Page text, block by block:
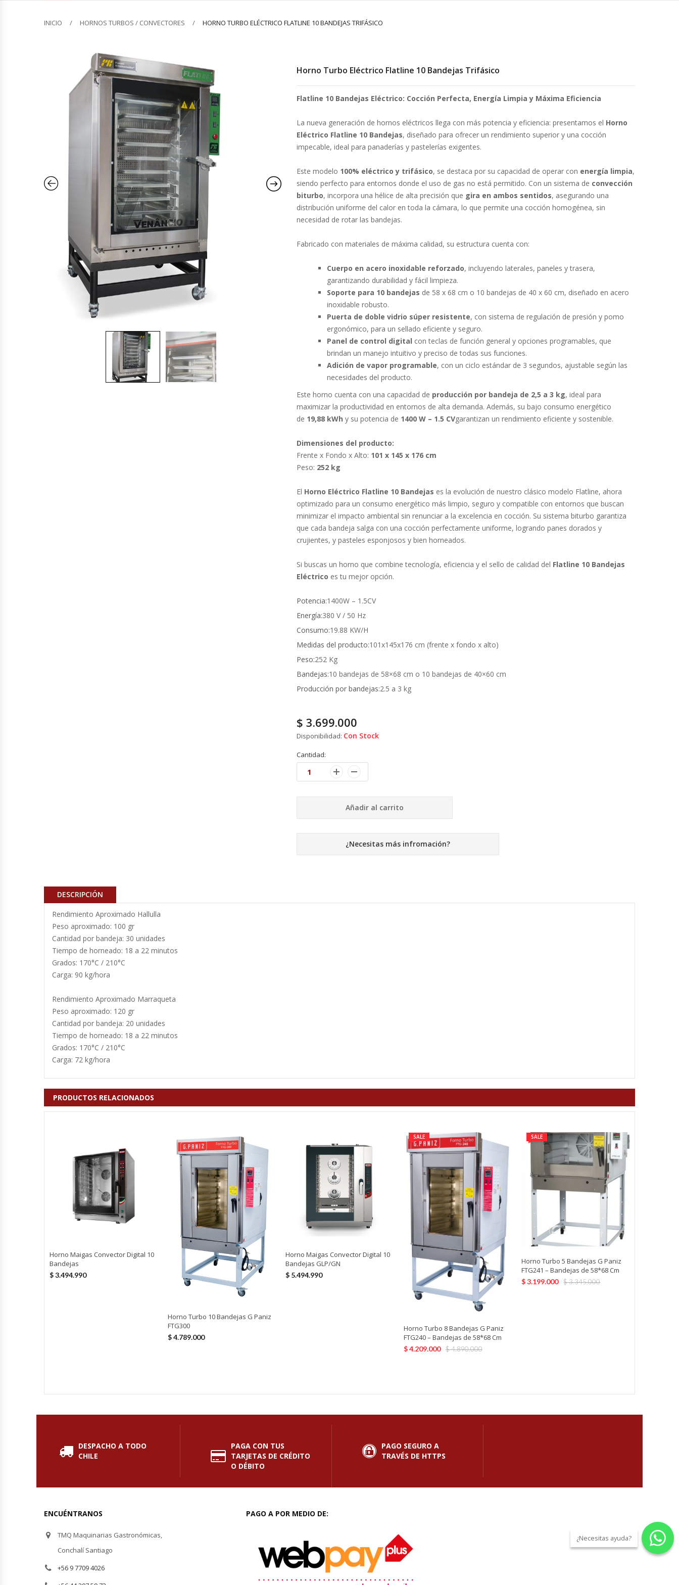
Bolsas De Sellado Al Vacío
Cocinas Industriales
Encimeras Eléctricas
Congeladoras Tapa De Vidrio
Hornos Eléctricos
Hornos Turbos / Convectores
Laminadora De Masas
Licuadoras Industriales
Mesones Refrigerados
Módulos De Acero Inoxidable
Moledoras De Carne
Molinillos Para Café
Ofertas Del Mes
Ollas Arroceras
Ralladoras De Queso
Rebanadoras De Pan De Molde
Refrigeradores Industriales
Repuestos Hornos Turbos
INICIO HORNOS TURBOS / CONVECTORES HORNO TURBO ELÉCTRICO FLATLINE 10 BANDEJAS TRIFÁSICO
Horno Turbo Eléctrico Flatline 10 Bandejas Trifásico
Flatline 10 Bandejas Eléctrico: Cocción Perfecta, Energía Limpia y Máxima Eficiencia
La nueva generación de hornos eléctricos llega con más potencia y eficiencia: presentamos el Horno
Eléctrico Flatline 10 Bandejas, diseñado para ofrecer un rendimiento superior y una cocción
impecable, ideal para panaderías y pastelerías exigentes.
Este modelo 100% eléctrico y trifásico, se destaca por su capacidad de operar con energía limpia,
siendo perfecto para entornos donde el uso de gas no está permitido. Con un sistema de convección
biturbo, incorpora una hélice de alta precisión que gira en ambos sentidos, asegurando una
distribución uniforme del calor en toda la cámara, lo que permite una cocción homogénea, sin
necesidad de rotar las bandejas.
Fabricado con materiales de máxima calidad, su estructura cuenta con:
Cuerpo en acero inoxidable reforzado, incluyendo laterales, paneles y trasera,
garantizando durabilidad y fácil limpieza.
Soporte para 10 bandejas de 58 x 68 cm o 10 bandejas de 40 x 60 cm, diseñado en acero
inoxidable robusto.
Puerta de doble vidrio súper resistente, con sistema de regulación de presión y pomo
ergonómico, para un sellado eficiente y seguro.
Panel de control digital con teclas de función general y opciones programables, que
brindan un manejo intuitivo y preciso de todas sus funciones.
Adición de vapor programable, con un ciclo estándar de 3 segundos, ajustable según las
necesidades del producto.
Este horno cuenta con una capacidad de producción por bandeja de 2,5 a 3 kg, ideal para
maximizar la productividad en entornos de alta demanda. Además, su bajo consumo energético
de 19,88 kWh y su potencia de 1400 W – 1.5 CVgarantizan un rendimiento eficiente y sostenible.
Dimensiones del producto:
Frente x Fondo x Alto: 101 x 145 x 176 cm
Peso: 252 kg
El Horno Eléctrico Flatline 10 Bandejas es la evolución de nuestro clásico modelo Flatline, ahora
optimizado para un consumo energético más limpio, seguro y compatible con entornos que buscan
minimizar el impacto ambiental sin renunciar a la excelencia en cocción. Su sistema biturbo garantiza
que cada bandeja salga con una cocción perfectamente uniforme, logrando panes dorados y
crujientes, y pasteles esponjosos y bien horneados.
Si buscas un horno que combine tecnología, eficiencia y el sello de calidad del Flatline 10 Bandejas
Eléctrico es tu mejor opción.
Potencia:1400W – 1.5CV
Energía:380 V / 50 Hz
Consumo:19.88 KW/H
Medidas del producto:101x145x176 cm (frente x fondo x alto)
Peso:252 Kg
Bandejas:10 bandejas de 58×68 cm o 10 bandejas de 40×60 cm
Producción por bandejas:2.5 a 3 kg
$ 3.699.000
Disponibilidad: Con Stock
Cantidad:
Añadir al carrito
¿Necesitas más infromación?
DESCRIPCIÓN
Rendimiento Aproximado Hallulla
Peso aproximado: 100 gr
Cantidad por bandeja: 30 unidades
Tiempo de horneado: 18 a 22 minutos
Grados: 170°C / 210°C
Carga: 90 kg/hora
Rendimiento Aproximado Marraqueta
Peso aproximado: 120 gr
Cantidad por bandeja: 20 unidades
Tiempo de horneado: 18 a 22 minutos
Grados: 170°C / 210°C
Carga: 72 kg/hora
PRODUCTOS RELACIONADOS
Horno Maigas Convector Digital 10
Bandejas
$3.494.990
Horno Turbo 10 Bandejas G Paniz
FTG300
$4.789.000
Horno Maigas Convector Digital 10
Bandejas GLP/GN
$ 5.494.990
SALE
Horno Turbo 8 Bandejas G Paniz
FTG240 – Bandejas de 58*68 Cm
$4.890.000
$4.209.000
SALE
Horno Turbo 5 Bandejas G Paniz
FTG241 – Bandejas de 58*68 Cm
$3.345.000
$3.199.000
DESPACHO A TODO
CHILE
PAGA CON TUS
TARJETAS DE CRÉDITO
O DÉBITO
PAGO SEGURO A
TRAVÉS DE HTTPS
ENCUÉNTRANOS
TMQ Maquinarias Gastronómicas,
Conchalí Santiago
+56 9 7709 4026
PAGO A POR MEDIO DE:
¿Necesitas ayuda?